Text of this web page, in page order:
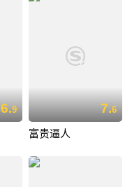
6.9 7.6
富贵逼人